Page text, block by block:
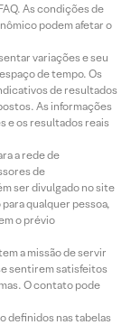
As condições de
podem afetar o
variações e seu
de tempo. Os
de resultados
As informações
e os resultados reais
a rede de
de
ser divulgado no site
qualquer pessoa,
o prévio
a missão de servir
sentirem satisfeitos
O contato pode
definidos nas tabelas